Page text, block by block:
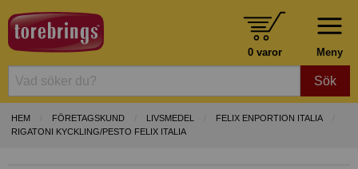
Meny
0 varor
Sök
HEM FÖRETAGSKUND LIVSMEDEL
FELIX ENPORTION ITALIA
RIGATONI KYCKLING/PESTO FELIX ITALIA